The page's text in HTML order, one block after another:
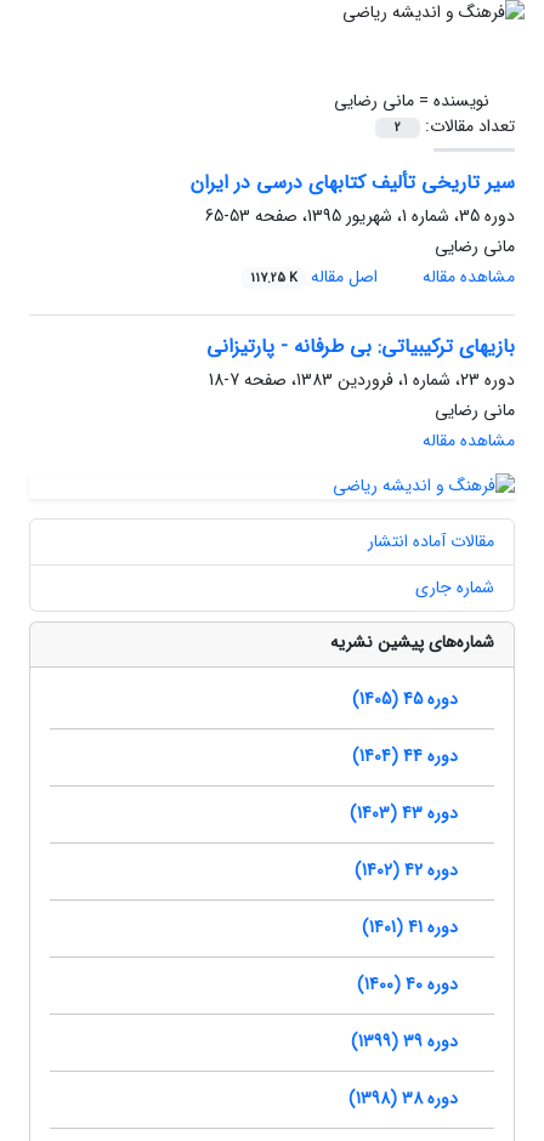
نویسنده =مانی رضایی
تعداد مقالات:
2
سیر تاریخی تألیف کتابهای درسی در ایران
دوره 35، شماره 1، شهریور 1395، صفحه
53-65
مانی رضایی
مشاهده مقاله
اصل مقاله 117.25 K
بازیهای ترکیبیاتی: بی طرفانه - پارتیزانی
دوره 23، شماره 1، فروردین 1383، صفحه
7-18
مانی رضایی
مشاهده مقاله
مقالات آماده انتشار
شماره جاری
شماره‌های پیشین نشریه
دوره 45 (1405)
دوره 44 (1404)
دوره 43 (1403)
دوره 42 (1402)
دوره 41 (1401)
دوره 40 (1400)
دوره 39 (1399)
دوره 38 (1398)